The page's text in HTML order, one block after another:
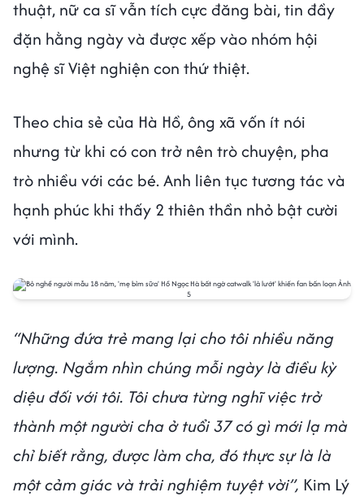
thuật, nữ ca sĩ vẫn tích cực đăng bài, tin đầy
đặn hằng ngày và được xếp vào nhóm hội
nghệ sĩ Việt nghiện con thứ thiệt.
Theo chia sẻ của Hà Hồ, ông xã vốn ít nói
nhưng từ khi có con trở nên trò chuyện, pha
trò nhiều với các bé. Anh liên tục tương tác và
hạnh phúc khi thấy 2 thiên thần nhỏ bật cười
với mình.
“Những đứa trẻ mang lại cho tôi nhiều năng
lượng. Ngắm nhìn chúng mỗi ngày là điều kỳ
diệu đối với tôi. Tôi chưa từng nghĩ việc trở
thành một người cha ở tuổi 37 có gì mới lạ mà
chỉ biết rằng, được làm cha, đó thực sự là là
một cảm giác và trải nghiệm tuyệt vời”, Kim Lý